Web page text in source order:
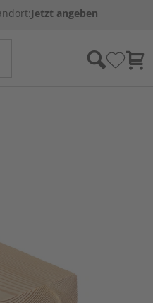
Jetzt angeben